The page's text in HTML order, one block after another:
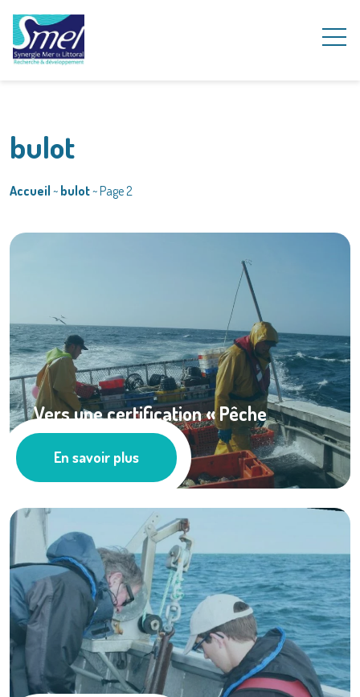
bulot
Accueil ~ bulot~Page 2
Vers une certification « Pêche
durable » du ...
Pêche
En savoir plus